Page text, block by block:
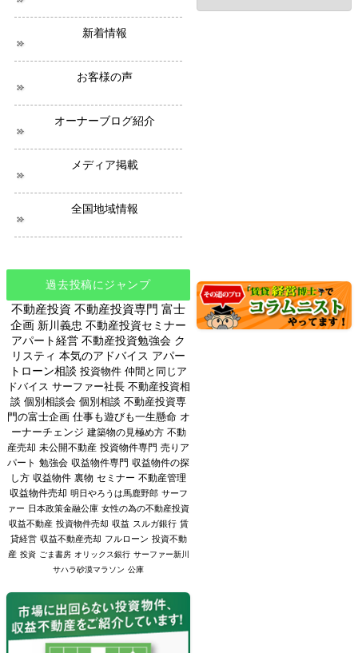
新着情報
お客様の声
オーナーブログ紹介
メディア掲載
全国地域情報
の
過去投稿にジャンプ
不動産投資 不動産投資専門 富士
企画 新川義忠 不動産投資セミナー
アパート経営 不動産投資勉強会 ク
リスティ 本気のアドバイス アパー
トローン相談 投資物件 仲間と同じア
ドバイス サーファー社長 不動産投資相
談 個別相談会 個別相談 不動産投資専
門の富士企画 仕事も遊びも一生懸命 オ
ーナーチェンジ 建築物の見極め方 不動
産売却 未公開不動産 投資物件専門 売りア
パート 勉強会 収益物件専門 収益物件の探
し方 収益物件 裏物 セミナー 不動産管理
収益物件売却 明日やろうは馬鹿野郎 サーフ
ァー 日本政策金融公庫 女性の為の不動産投資
収益不動産 投資物件売却 収益 スルガ銀行 賃
貸経営 収益不動産売却 フルローン 投資不動
産 投資 ごま書房 オリックス銀行 サーファー新川
サハラ砂漠マラソン 公庫